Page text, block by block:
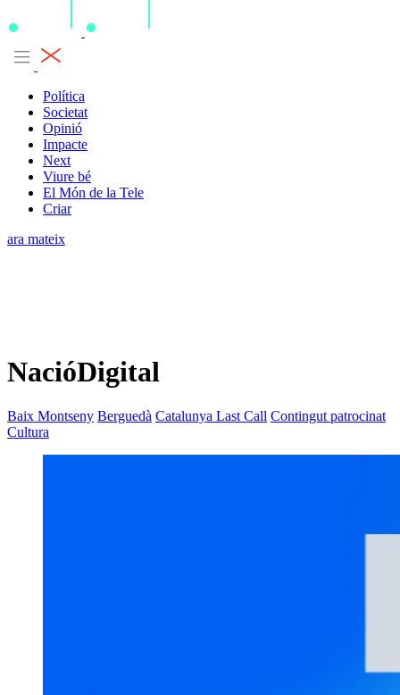
Política
Societat
Opinió
Impacte
Next
Viure bé
El Món de la Tele
Criar
ara mateix
NacióDigital
Baix Montseny Berguedà Catalunya Last Call Contingut patrocinat
Cultura